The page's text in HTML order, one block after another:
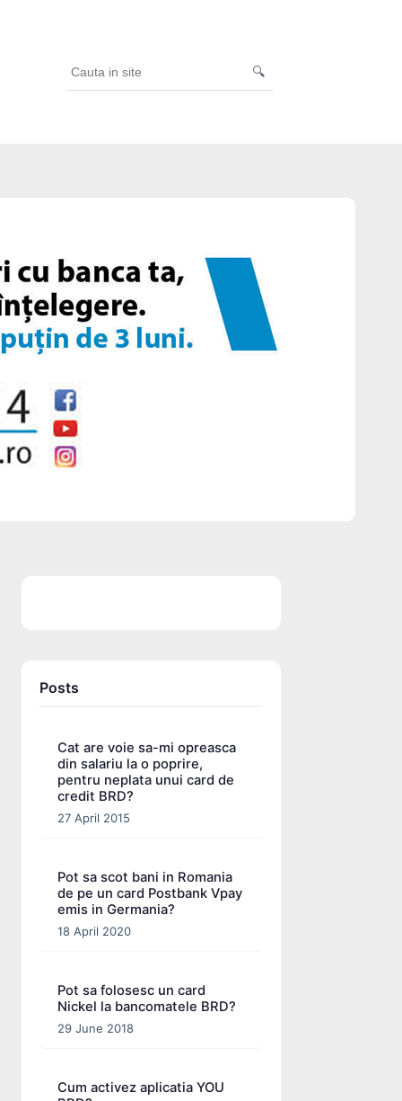
Cauta
in
🔍
Posts
Cat are voie sa-mi opreasca
din salariu la o poprire,
pentru neplata unui card de
credit BRD?
27 April 2015
Pot sa scot bani in Romania
de pe un card Postbank Vpay
emis in Germania?
18 April 2020
Pot sa folosesc un card
Nickel la bancomatele BRD?
29 June 2018
Cum activez aplicatia YOU